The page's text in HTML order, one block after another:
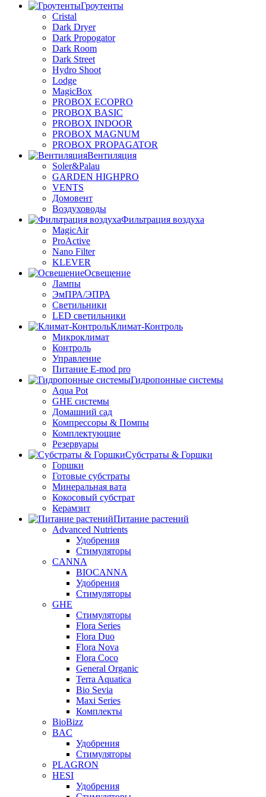
Гроутенты
Cristal
Dark Dryer
Dark Propogator
Dark Room
Dark Street
Hydro Shoot
Lodge
MagicBox
PROBOX ECOPRO
PROBOX BASIC
PROBOX INDOOR
PROBOX MAGNUM
PROBOX PROPAGATOR
Вентиляция
Soler&Palau
GARDEN HIGHPRO
VENTS
Домовент
Воздуховоды
Фильтрация воздуха
MagicAir
ProActive
Nano Filter
KLEVER
Освещение
Лампы
ЭмПРА/ЭПРА
Светильники
LED светильники
Климат-Контроль
Микроклимат
Контроль
Управление
Питание E-mod pro
Гидропонные системы
Aqua Pot
GHE системы
Домашний сад
Компрессоры & Помпы
Комплектующие
Резервуары
Субстраты & Горшки
Горшки
Готовые субстраты
Минеральная вата
Кокосовый субстрат
Керамзит
Питание растений
Advanced Nutrients
Удобрения
Стимуляторы
CANNA
BIOCANNA
Удобрения
Стимуляторы
GHE
Стимуляторы
Flora Series
Flora Duo
Flora Nova
Flora Coco
General Organic
Terra Aquatica
Bio Sevia
Maxi Series
Комплекты
BioBizz
BAC
Удобрения
Стимуляторы
PLAGRON
HESI
Удобрения